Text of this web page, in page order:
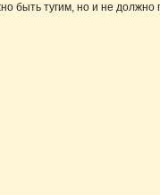
быть тугим, но и не должно